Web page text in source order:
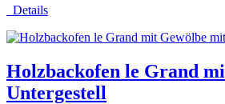
Details
Holzbackofen le Grand
Untergestell